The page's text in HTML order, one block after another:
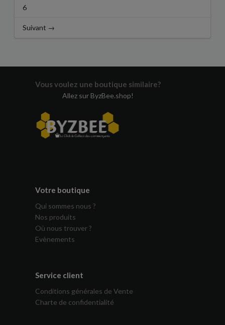
6
Suivant →
Vous voulez une boutique similaire?
Allez sur ByzBee.shop!
Votre boutique
Qui sommes nous ?
Nos produits
Où nous trouver ?
Evènements
Service client
Conditions générales de Vente
Charte de confidentialité